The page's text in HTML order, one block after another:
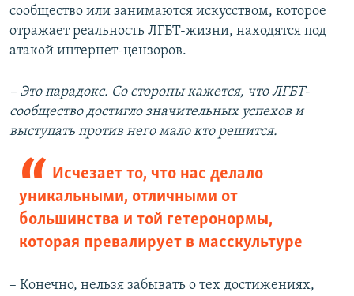
сообщество или занимаются искусством, которое
отражает реальность ЛГБТ-жизни, находятся под
атакой интернет-цензоров.
– Это парадокс. Со стороны кажется, что ЛГБТ-
сообщество достигло значительных успехов и
выступать против него мало кто решится.
Исчезает то, что нас делало
уникальными, отличными от
большинства и той гетеронормы,
которая превалирует в масскультуре
– Конечно, нельзя забывать о тех достижениях,